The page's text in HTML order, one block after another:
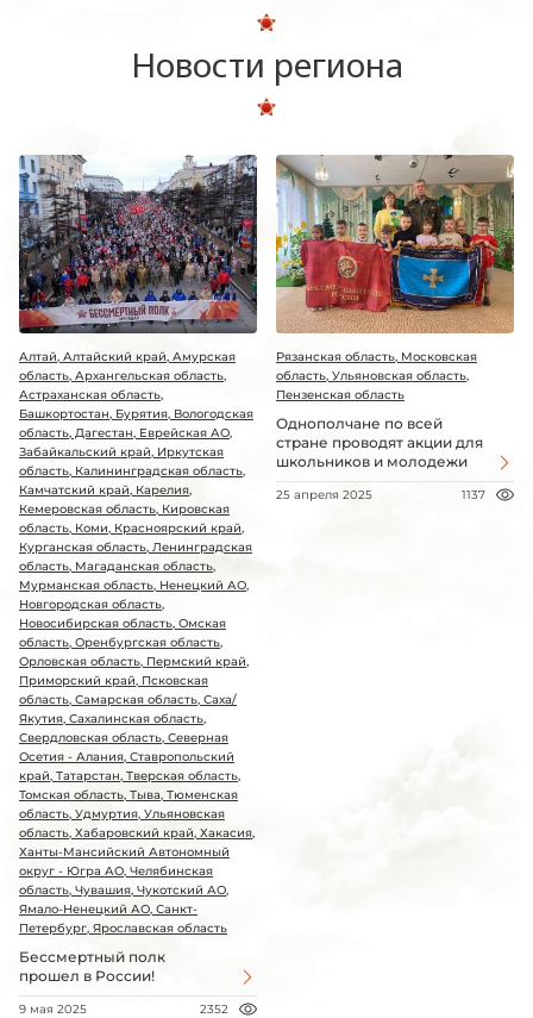
Новости региона
Алтай, Алтайский край, Амурская
область, Архангельская область,
Астраханская область,
Башкортостан, Бурятия, Вологодская
область, Дагестан, Еврейская АО,
Забайкальский край, Иркутская
область, Калининградская область,
Камчатский край, Карелия,
Кемеровская область, Кировская
область, Коми, Красноярский край,
Курганская область, Ленинградская
область, Магаданская область,
Мурманская область, Ненецкий АО,
Новгородская область,
Новосибирская область, Омская
область, Оренбургская область,
Орловская область, Пермский край,
Приморский край, Псковская
область, Самарская область, Саха/
Якутия, Сахалинская область,
Свердловская область, Северная
Осетия - Алания, Ставропольский
край, Татарстан, Тверская область,
Томская область, Тыва, Тюменская
область, Удмуртия, Ульяновская
область, Хабаровский край, Хакасия,
Ханты-Мансийский Автономный
округ - Югра АО, Челябинская
область, Чувашия, Чукотский АО,
Ямало-Ненецкий АО, Санкт-
Петербург, Ярославская область
Бессмертный полк
прошел в России!
9 мая 2025 2352
Рязанская область, Московская
область, Ульяновская область,
Пензенская область
Однополчане по всей
стране проводят акции для
школьников и молодежи
25 апреля 2025 1137